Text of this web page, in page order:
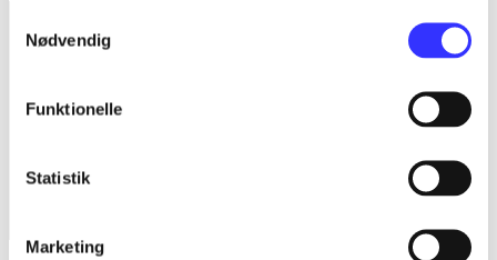
Nødvendig
Funktionelle
Statistik
Marketing